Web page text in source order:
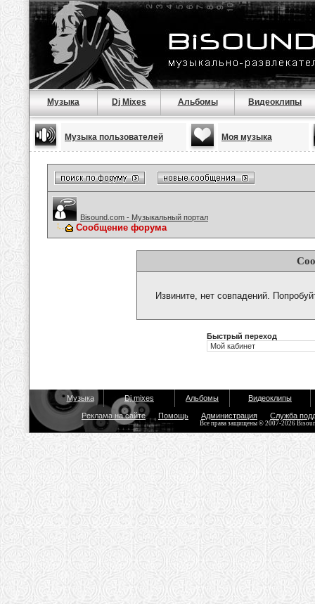
Музыка Dj Mixes Альбомы Видеоклипы
Музыка пользователей Моя музыка
Bisound.com - Музыкальный портал
Сообщение форума
Извините, нет совпадений.
Быстрый переход
Музыка Dj mixes Альбомы Видеоклипы
Реклама на сайте Помощь Администрация Служба
Все права защищены © 2007-2026